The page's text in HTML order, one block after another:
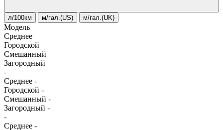
л/100км м/гал.(US) м/гал.(UK)
Модель
Среднее
Городской
Смешанный
Загородный
-
Среднее -
Городской -
Смешанный -
Загородный -
-
Среднее -